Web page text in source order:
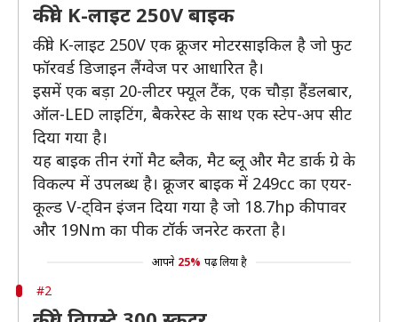
कीवे K-लाइट 250V बाइक
कीवे K-लाइट 250V एक क्रूजर मोटरसाइकिल है जो फुट
फॉरवर्ड डिजाइन लैंग्वेज पर आधारित है।
इसमें एक बड़ा 20-लीटर फ्यूल टैंक, एक चौड़ा हैंडलबार,
ऑल-LED लाइटिंग, बैकरेस्ट के साथ एक स्टेप-अप सीट
दिया गया है।
यह बाइक तीन रंगों मैट ब्लैक, मैट ब्लू और मैट डार्क ग्रे के
विकल्प में उपलब्ध है। क्रूजर बाइक में 249cc का एयर-
कूल्ड V-ट्विन इंजन दिया गया है जो 18.7hp की पावर
और 19Nm का पीक टॉर्क जनरेट करता है।
आपने 25% पढ़ लिया है
#2